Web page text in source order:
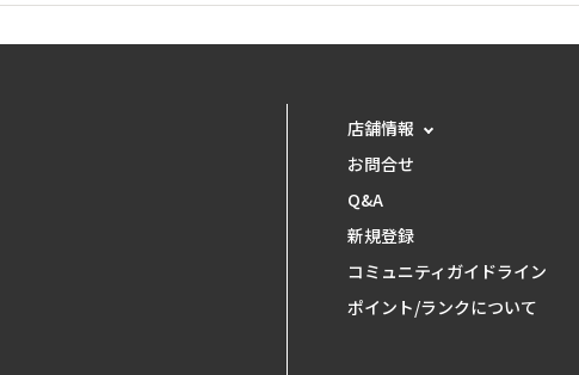
店舗情報
お問合せ
Q&A
新規登録
コミュニティガイドライン
ポイント/ランクについて